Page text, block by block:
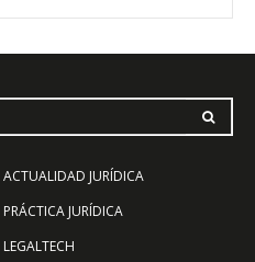
ACTUALIDAD JURÍDICA
PRÁCTICA JURÍDICA
LEGALTECH